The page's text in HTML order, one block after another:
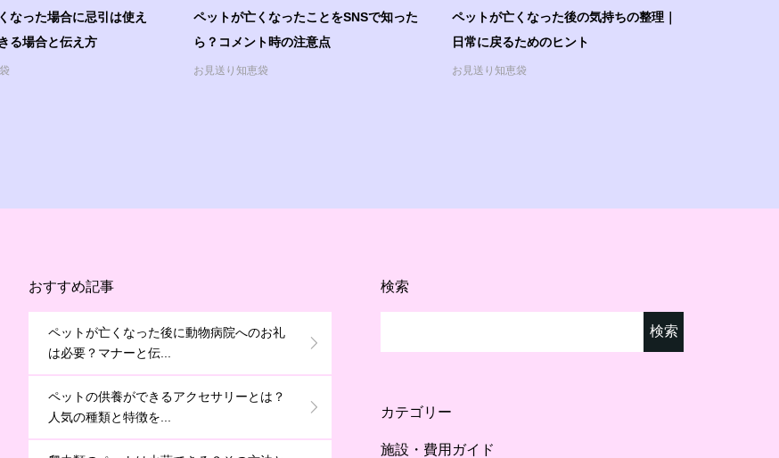
なった場合に忌引は使え
る場合と伝え方
ペットが亡くなったことをSNSで知った
ら？コメント時の注意点
お見送り知恵袋
ペットが亡くなった後の気持ちの整理｜
日常に戻るためのヒント
お見送り知恵袋
おすすめ記事
ペットが亡くなった後に動物病院へのお礼
は必要？マナーと伝...
ペットの供養ができるアクセサリーとは？
人気の種類と特徴を...
検索
カテゴリー
施設・費用ガイド